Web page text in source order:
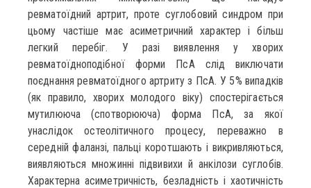
ревматоїдний артрит, проте суглобовий синдром при
цьому частіше має асиметричний характер і більш
легкий перебіг. У разі виявлення у хворих
ревматоїдноподібної форми ПсА слід виключати
поєднання ревматоїдного артриту з ПсА. У 5% випадків
(як правило, хворих молодого віку) спостерігається
мутилююча (спотворююча) форма ПсА, за якої
унаслідок остеолітичного процесу, переважно в
середній фаланзі, пальці коротшають і викривляються,
виявляються множинні підвивихи й анкілози суглобів.
Характерна асиметричність, безладність і хаотичність